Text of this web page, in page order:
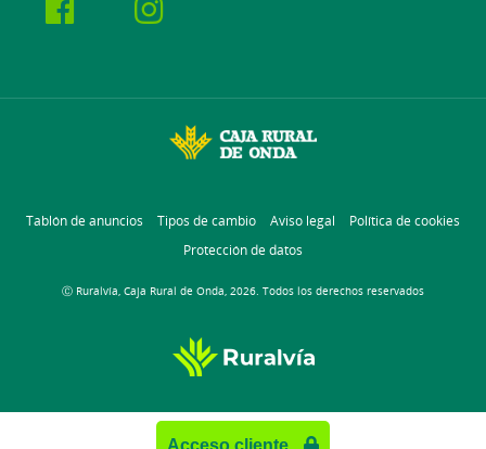
Tablón de anuncios Tipos de cambio Aviso legal
Política de cookies
Protección de datos
Ⓒ Ruralvía, Caja Rural de Onda, 2026. Todos los derechos reservados